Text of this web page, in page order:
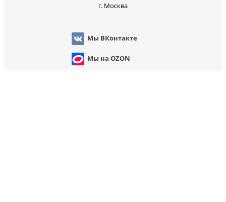
г. Москва
Мы ВКонтакте
Мы на OZON